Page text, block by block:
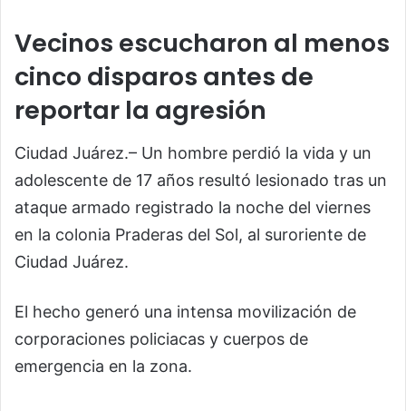
Vecinos escucharon al menos
cinco disparos antes de
reportar la agresión
Ciudad Juárez.– Un hombre perdió la vida y un
adolescente de 17 años resultó lesionado tras un
ataque armado registrado la noche del viernes
en la colonia Praderas del Sol, al suroriente de
Ciudad Juárez.
El hecho generó una intensa movilización de
corporaciones policiacas y cuerpos de
emergencia en la zona.